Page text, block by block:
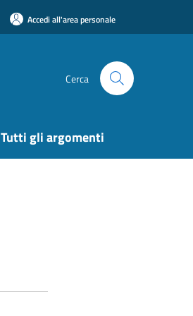
Accedi all'area personale
Cerca
Tutti gli argomenti